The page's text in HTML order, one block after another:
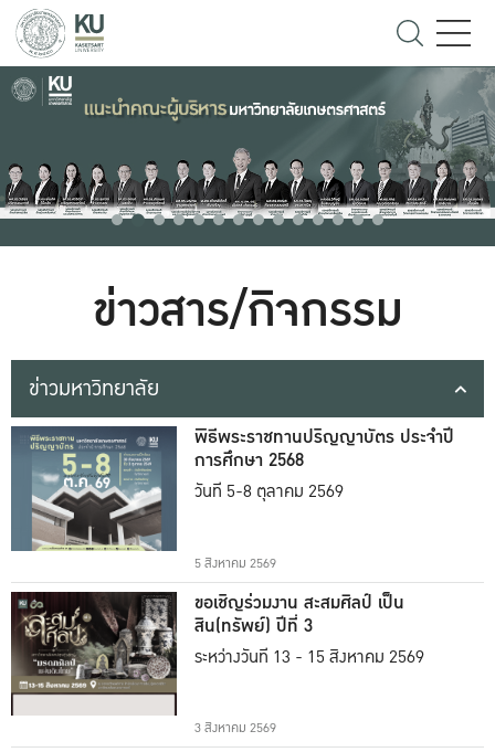
ข่าวสาร/กิจกรรม
ข่าวมหาวิทยาลัย
พิธีพระราชทานปริญญาบัตร ประจำปี
การศึกษา 2568
วันที่ 5-8 ตุลาคม 2569
5 สิงหาคม 2569
ขอเชิญร่วมงาน สะสมศิลป์ เป็น
สิน(ทรัพย์) ปีที่ 3
ระหว่างวันที่ 13 - 15 สิงหาคม 2569
3 สิงหาคม 2569